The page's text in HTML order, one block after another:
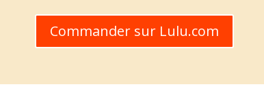
Commander sur Lulu.com